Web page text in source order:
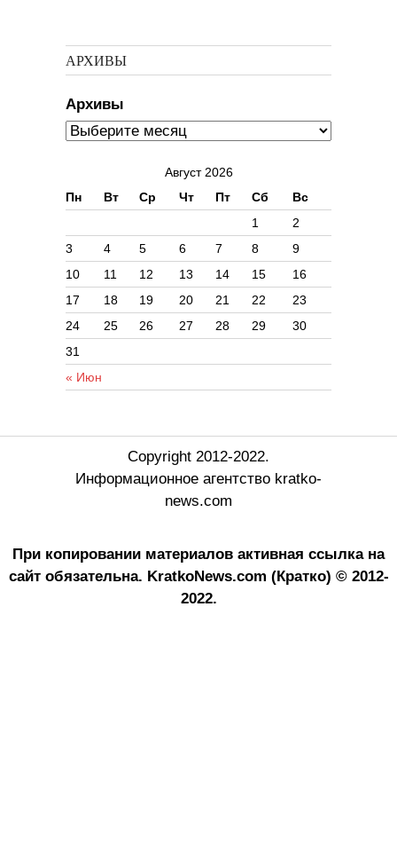
АРХИВЫ
Архивы
Август 2026
Пн
Вт Ср Чт Пт Сб Вс
« Июн
1
2
3
4 5 6 7 8
9
10
11 12 13 14 15
16
17
18 19 20 21 22
23
24
25 26 27 28 29
30
31
Copyright 2012-2022.
Информационное агентство kratko-
news.com
При копировании материалов активная ссылка на
сайт обязательна. KratkoNews.com (Кратко) © 2012-
2022.